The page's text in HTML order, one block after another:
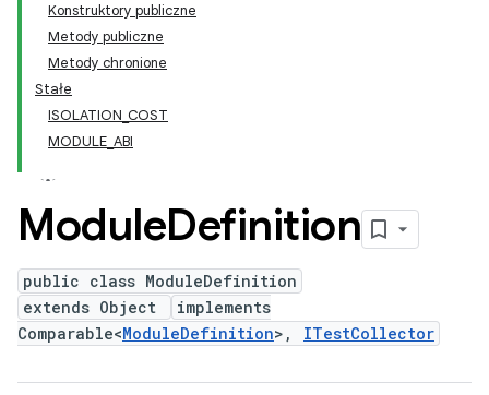
Konstruktory publiczne
Metody publiczne
Metody chronione
Stałe
ISOLATION_COST
MODULE_ABI
ModuleDefinition
public class ModuleDefinition
extends Object
implements
Comparable<ModuleDefinition>, ITestCollector